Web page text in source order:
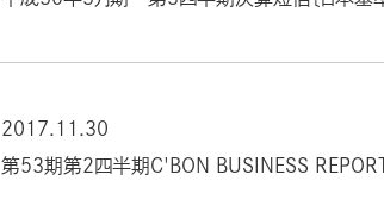
2017.11.30
第53期第２四半期C'BON BUSINESS REPORT